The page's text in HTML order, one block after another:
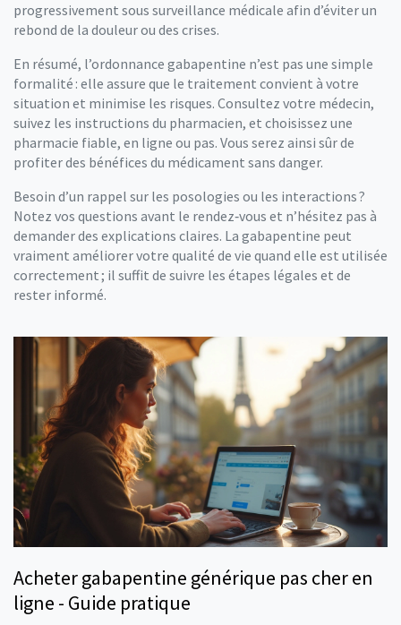
progressivement sous surveillance médicale afin d’éviter un
rebond de la douleur ou des crises.
En résumé, l’ordonnance gabapentine n’est pas une simple
formalité : elle assure que le traitement convient à votre
situation et minimise les risques. Consultez votre médecin,
suivez les instructions du pharmacien, et choisissez une
pharmacie fiable, en ligne ou pas. Vous serez ainsi sûr de
profiter des bénéfices du médicament sans danger.
Besoin d’un rappel sur les posologies ou les interactions ?
Notez vos questions avant le rendez‑vous et n’hésitez pas à
demander des explications claires. La gabapentine peut
vraiment améliorer votre qualité de vie quand elle est utilisée
correctement ; il suffit de suivre les étapes légales et de
rester informé.
Acheter gabapentine générique pas cher en
ligne - Guide pratique